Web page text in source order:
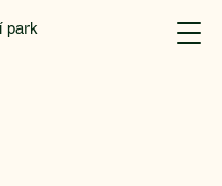
park